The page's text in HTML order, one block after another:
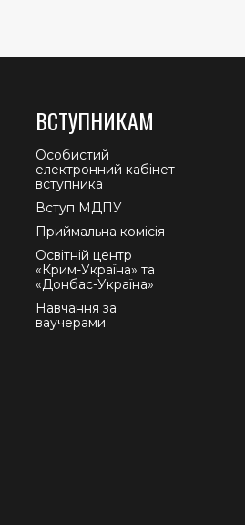
ВСТУПНИКАМ
Особистий
електронний кабінет
вступника
Вступ МДПУ
Приймальна комісія
Освітній центр
«Крим-Україна» та
«Донбас-Україна»
Навчання за
ваучерами